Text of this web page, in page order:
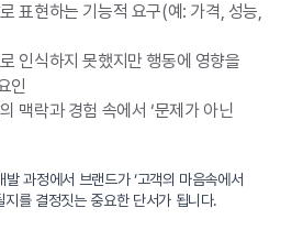
표현하는 기능적 요구(예: 가격, 성능,
인식하지 못했지만 행동에 영향을
인
맥락과 경험 속에서 ‘문제가 아닌
과정에서 브랜드가 ‘고객의 마음속에서
지를 결정짓는 중요한 단서가 됩니다.